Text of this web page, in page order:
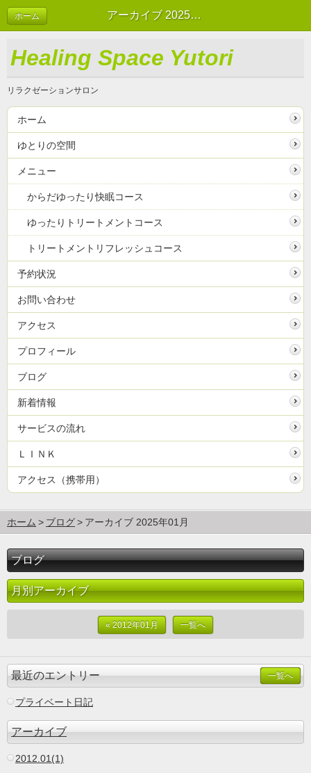
アーカイブ 2025年01月 | ブログ
ホーム
Healing Space Yutori
リラクゼーションサロン
ホーム
ゆとりの空間
メニュー
からだゆったり快眠コース
ゆったりトリートメントコース
トリートメントリフレッシュコース
予約状況
お問い合わせ
アクセス
プロフィール
ブログ
新着情報
サービスの流れ
ＬＩＮＫ
アクセス（携帯用）
ホーム ブログ アーカイブ 2025年01月
ブログ
月別アーカイブ
« 2012年01月 一覧へ
最近のエントリー 一覧へ
プライベート日記
アーカイブ
2012.01(1)